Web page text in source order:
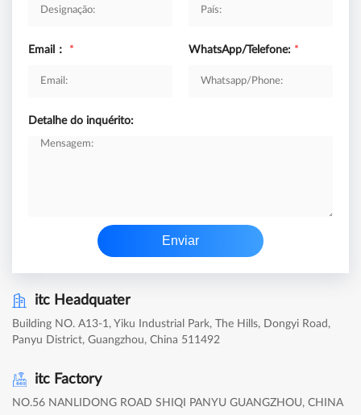
Email： * WhatsApp/Telefone: *
Detalhe do inquérito:
Enviar
itc Headquater
Building NO. A13-1, Yiku Industrial Park, The Hills, Dongyi Road,
Panyu District, Guangzhou, China 511492
itc Factory
NO.56 NANLIDONG ROAD SHIQI PANYU GUANGZHOU, CHINA